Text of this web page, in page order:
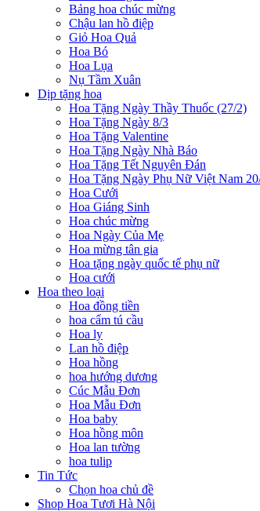
Bảng hoa chúc mừng
Chậu lan hồ điệp
Giỏ Hoa Quả
Hoa Bó
Hoa Lụa
Nụ Tầm Xuân
Dịp tặng hoa
Hoa Tặng Ngày Thầy Thuốc (27/2)
Hoa Tặng Ngày 8/3
Hoa Tặng Valentine
Hoa Tặng Ngày Nhà Báo
Hoa Tặng Tết Nguyên Đán
Hoa Tặng Ngày Phụ Nữ Việt Nam
Hoa Cưới
Hoa Giáng Sinh
Hoa chúc mừng
Hoa Ngày Của Mẹ
Hoa mừng tân gia
Hoa tặng ngày quốc tế phụ nữ
Hoa cưới
Hoa theo loại
Hoa đồng tiền
hoa cẩm tú cầu
Hoa ly
Lan hồ điệp
Hoa hồng
hoa hướng dương
Cúc Mẫu Đơn
Hoa Mẫu Đơn
Hoa baby
Hoa hồng môn
Hoa lan tường
hoa tulip
Tin Tức
Chọn hoa chủ đề
Shop Hoa Tươi Hà Nội